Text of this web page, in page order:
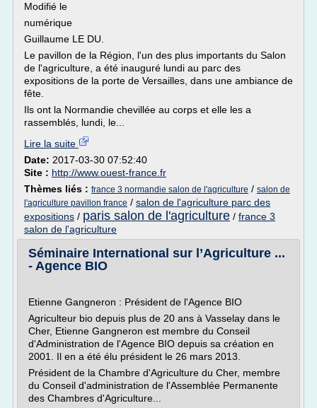
Modifié le
numérique
Guillaume LE DU.
Le pavillon de la Région, l'un des plus importants du Salon
de l'agriculture, a été inauguré lundi au parc des
expositions de la porte de Versailles, dans une ambiance de
fête.
Ils ont la Normandie chevillée au corps et elle les a
rassemblés, lundi, le...
Lire la suite
Date: 2017-03-30 07:52:40
Site : http://www.ouest-france.fr
Thèmes liés : france 3 normandie salon de l'agriculture / salon de
l'agriculture pavillon france / salon de l'agriculture parc des
expositions / paris salon de l'agriculture / france 3
salon de l'agriculture
Séminaire International sur l’Agriculture ...
- Agence BIO
Etienne Gangneron : Président de l'Agence BIO
Agriculteur bio depuis plus de 20 ans à Vasselay dans le
Cher, Etienne Gangneron est membre du Conseil
d'Administration de l'Agence BIO depuis sa création en
2001. Il en a été élu président le 26 mars 2013.
Président de la Chambre d'Agriculture du Cher, membre
du Conseil d'administration de l'Assemblée Permanente
des Chambres d'Agriculture...